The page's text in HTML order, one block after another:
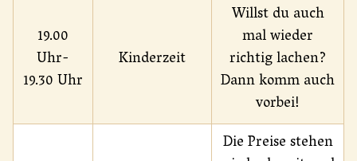
19.00
Uhr-
19.30 Uhr
Kinderzeit
Willst du auch
mal wieder
richtig lachen?
Dann komm auch
vorbei!
Die Preise stehen